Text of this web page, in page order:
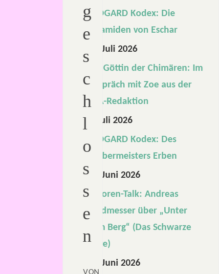
g
e
s
c
h
l
o
s
s
e
n
VON
MIDGARD Kodex: Die
Pyramiden von Eschar
10. Juli 2026
Die Göttin der Chimären: Im
Gespräch mit Zoe aus der
DSA-Redaktion
1. Juli 2026
MIDGARD Kodex: Des
Zaubermeisters Erben
26. Juni 2026
Autoren-Talk: Andreas
Landmesser über „Unter
dem Berg“ (Das Schwarze
Auge)
12. Juni 2026